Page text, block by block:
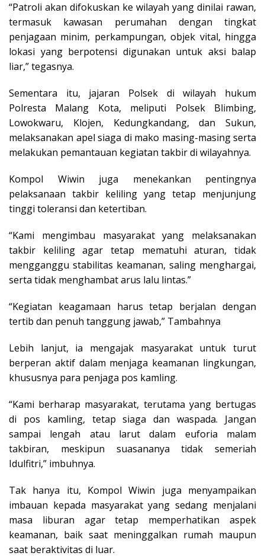
“Patroli akan difokuskan ke wilayah yang dinilai rawan,
termasuk kawasan perumahan dengan tingkat
penjagaan minim, perkampungan, objek vital, hingga
lokasi yang berpotensi digunakan untuk aksi balap
liar,” tegasnya.
Sementara itu, jajaran Polsek di wilayah hukum
Polresta Malang Kota, meliputi Polsek Blimbing,
Lowokwaru, Klojen, Kedungkandang, dan Sukun,
melaksanakan apel siaga di mako masing-masing serta
melakukan pemantauan kegiatan takbir di wilayahnya.
Kompol Wiwin juga menekankan pentingnya
pelaksanaan takbir keliling yang tetap menjunjung
tinggi toleransi dan ketertiban.
“Kami mengimbau masyarakat yang melaksanakan
takbir keliling agar tetap mematuhi aturan, tidak
mengganggu stabilitas keamanan, saling menghargai,
serta tidak menghambat arus lalu lintas.”
“Kegiatan keagamaan harus tetap berjalan dengan
tertib dan penuh tanggung jawab,” Tambahnya
Lebih lanjut, ia mengajak masyarakat untuk turut
berperan aktif dalam menjaga keamanan lingkungan,
khususnya para penjaga pos kamling.
“Kami berharap masyarakat, terutama yang bertugas
di pos kamling, tetap siaga dan waspada. Jangan
sampai lengah atau larut dalam euforia malam
takbiran, meskipun suasananya tidak semeriah
Idulfitri,” imbuhnya.
Tak hanya itu, Kompol Wiwin juga menyampaikan
imbauan kepada masyarakat yang sedang menjalani
masa liburan agar tetap memperhatikan aspek
keamanan, baik saat meninggalkan rumah maupun
saat beraktivitas di luar.